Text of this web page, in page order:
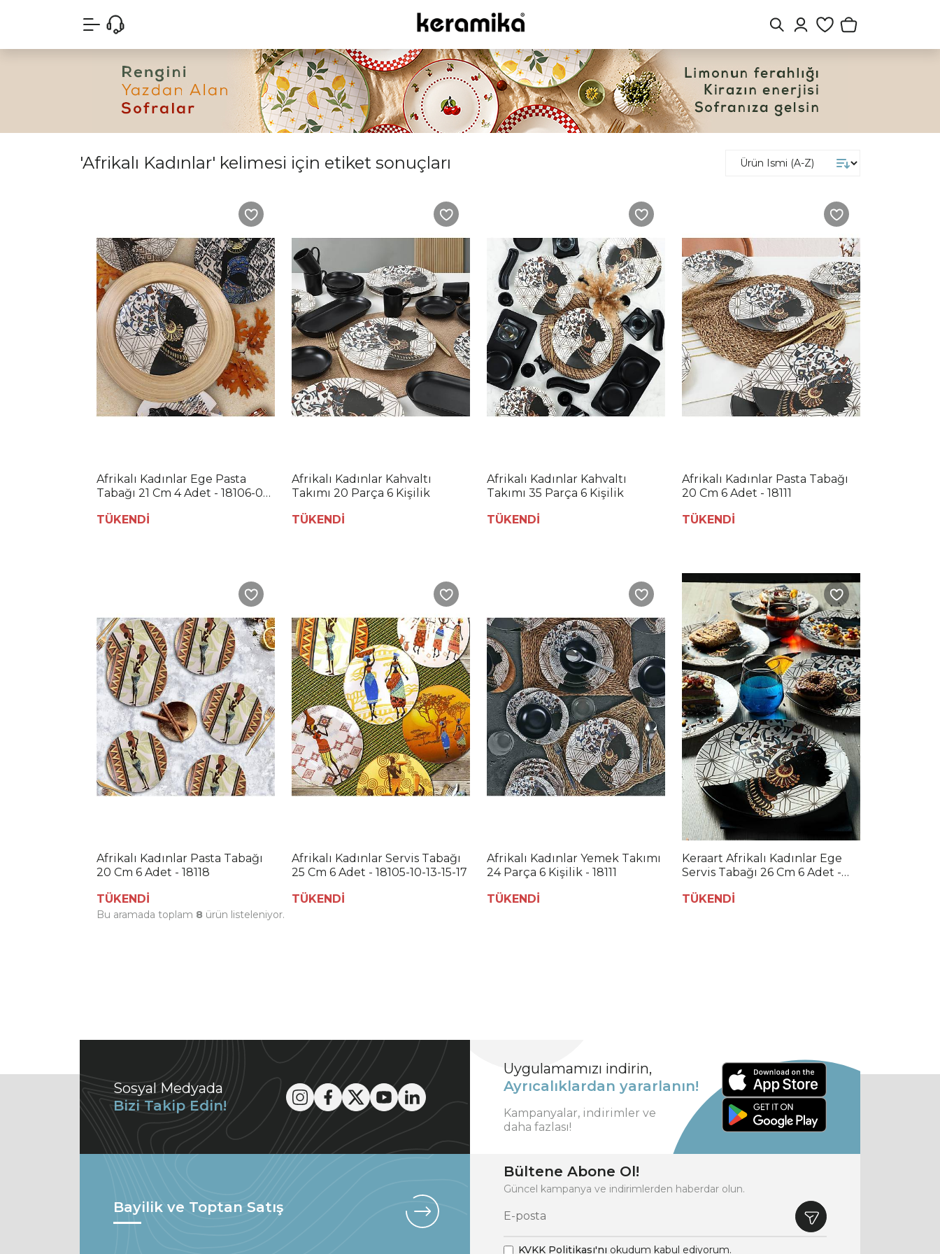
'Afrikalı Kadınlar' kelimesi için etiket sonuçları
Afrikalı Kadınlar Ege Pasta
Tabağı 21 Cm 4 Adet - 18106-07-
TÜKENDİ
Afrikalı Kadınlar Kahvaltı
Takımı 20 Parça 6 Kişilik
TÜKENDİ
Afrikalı Kadınlar Kahvaltı
Takımı 35 Parça 6 Kişilik
TÜKENDİ
Afrikalı Kadınlar Pasta Tabağı
20 Cm 6 Adet - 18111
TÜKENDİ
Afrikalı Kadınlar Pasta Tabağı
20 Cm 6 Adet - 18118
TÜKENDİ
Afrikalı Kadınlar Servis Tabağı
25 Cm 6 Adet - 18105-10-13-15-17
TÜKENDİ
Afrikalı Kadınlar Yemek Takımı
24 Parça 6 Kişilik - 18111
TÜKENDİ
Keraart Afrikalı Kadınlar Ege
Servis Tabağı 26 Cm 6 Adet -
TÜKENDİ
Bu aramada toplam 8 ürün listeleniyor.
Sosyal Medyada
Bizi Takip Edin!
Uygulamamızı indirin,
Ayrıcalıklardan yararlanın!
Kampanyalar, indirimler ve
daha fazlası!
Bayilik ve Toptan Satış
Bültene Abone Ol!
Güncel kampanya ve indirimlerden haberdar olun.
KVKK Politikası'nı okudum kabul ediyorum.